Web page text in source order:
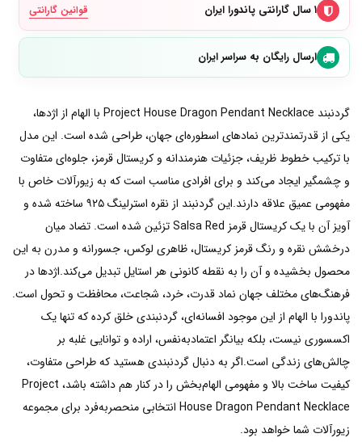
۱ سال گارانتی پاندورا ایران قوانین گارانتی
ارسال رایگان به سراسر ایران
گردنبند Project House Dragon Pendant Necklace با الهام از اژدها،
یکی از قدرتمندترین نمادهای اسطوره‌ای جهان، طراحی شده است. این مدل
با ترکیب خطوط ظریف، جزئیات هنرمندانه و کریستال قرمز، جلوه‌ای متفاوت
و چشمگیر ایجاد می‌کند و برای افرادی مناسب است که به زیورآلات خاص با
مفهومی عمیق علاقه دارند.این گردنبند از نقره استرلینگ ۹۲۵ ساخته شده و
آویز آن با یک کریستال قرمز Salsa Red تزئین شده است. تضاد میان
درخشش نقره و رنگ قرمز کریستال، ظاهری لوکس، جسورانه و مدرن به این
محصول بخشیده و آن را به نقطه کانونی هر استایل تبدیل می‌کند.اژدها در
فرهنگ‌های مختلف جهان نماد قدرت، خرد، شجاعت، محافظت و تحول است.
پاندورا با الهام از این موجود افسانه‌ای، گردنبندی خلق کرده که تنها یک
اکسسوری نیست، بلکه بیانگر اعتمادبه‌نفس، اراده و توانایی غلبه بر
چالش‌های زندگی است.اگر به دنبال گردنبندی هستید که طراحی متفاوت،
کیفیت ساخت بالا و مفهومی الهام‌بخش را در کنار هم داشته باشد، Project
House Dragon Pendant Necklace انتخابی منحصربه‌فرد برای مجموعه
زیورآلات شما خواهد بود.